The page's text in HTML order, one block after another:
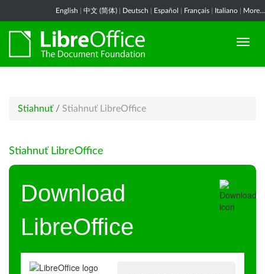
English 中文 (简体) Deutsch Español Français Italiano More...
Stiahnuť / Stiahnuť LibreOffice
Stiahnuť LibreOffice
Download
LibreOffice